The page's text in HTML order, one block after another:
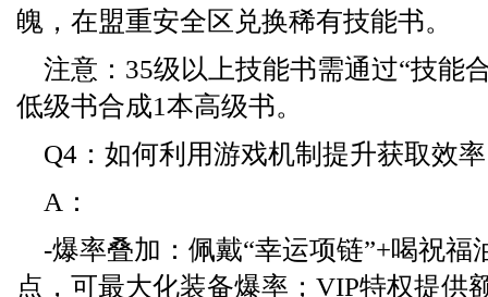
魄，在盟重安全区兑换稀有技能书。
注意：35级以上技能书需通过“技能
低级书合成1本高级书。
Q4：如何利用游戏机制提升获取效
A：
-爆率叠加：佩戴“幸运项链”+喝祝福
点，可最大化装备爆率；VIP特权提供